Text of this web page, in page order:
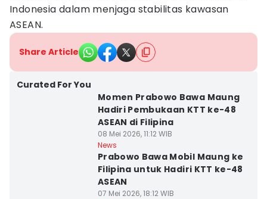
Indonesia dalam menjaga stabilitas kawasan
ASEAN.
Share Article
Curated For You
Momen Prabowo Bawa Maung
Hadiri Pembukaan KTT ke-48
ASEAN di Filipina
08 Mei 2026, 11:12 WIB
News
Prabowo Bawa Mobil Maung ke
Filipina untuk Hadiri KTT ke-48
ASEAN
07 Mei 2026, 18:12 WIB